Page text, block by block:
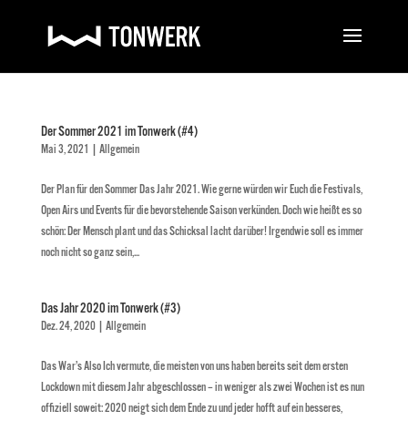
Der Sommer 2021 im Tonwerk (#4)
Mai 3, 2021 Allgemein
Der Plan für den Sommer Das Jahr 2021. Wie gerne würden wir Euch die Festivals,
Open Airs und Events für die bevorstehende Saison verkünden. Doch wie heißt es so
schön: Der Mensch plant und das Schicksal lacht darüber! Irgendwie soll es immer
noch nicht so ganz sein,...
Das Jahr 2020 im Tonwerk (#3)
Dez. 24, 2020| Allgemein
Das War’s Also Ich vermute, die meisten von uns haben bereits seit dem ersten
Lockdown mit diesem Jahr abgeschlossen – in weniger als zwei Wochen ist es nun
offiziell soweit: 2020 neigt sich dem Ende zu und jeder hofft auf ein besseres,